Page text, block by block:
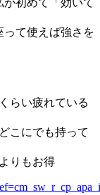
初めて「効いて
て使えば強さを
らい疲れている
こにでも持って
りもお得